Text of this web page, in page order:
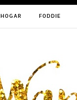
HOGAR FODDIE